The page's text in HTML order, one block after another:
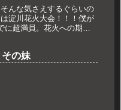
んな気さえするぐらいの
淀川花火大会！！！僕が
超満員。花火への期待
の妹